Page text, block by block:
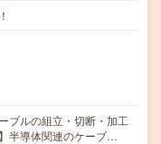
ブルの組立・切断・加工
半導体関連のケーブ…